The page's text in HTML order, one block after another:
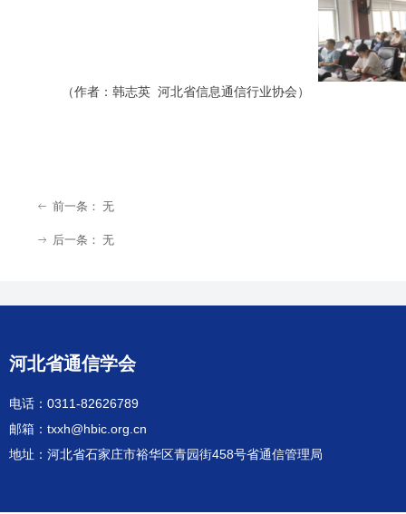
（作者：韩志英 河北省信息通信行业协会）
ꂃ 前一条： 无
ꁹ 后一条： 无
河北省通信学会
电话：0311-82626789
邮箱：txxh@hbic.org.cn
地址：河北省石家庄市裕华区青园街458号省通信管理局